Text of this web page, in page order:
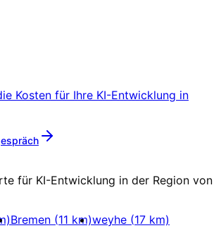
Kosten für Ihre KI-Entwicklung in
für KI-Entwicklung in der Region von
Bremen (11 km)weyhe (17 km)